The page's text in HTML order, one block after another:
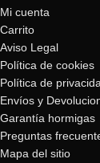
Mi cuenta
Carrito
Aviso Legal
Política de cookies
Política de
Envíos y
Garantía hormigas
Preguntas
Mapa del sitio